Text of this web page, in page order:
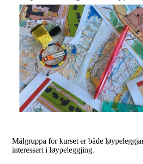
Målgruppa for kurset er både
interessert i løypeleggjing.